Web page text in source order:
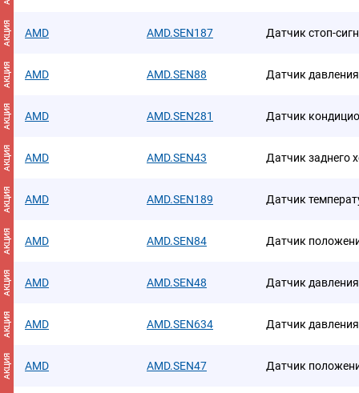
АКЦИЯ AMD AMD.SEN187 Датчик стоп-
АКЦИЯ AMD AMD.SEN88 Датчик
АКЦИЯ AMD AMD.SEN281 Датчик
АКЦИЯ AMD AMD.SEN43 Датчик заднего
АКЦИЯ AMD AMD.SEN189 Датчик
АКЦИЯ AMD AMD.SEN84 Датчик
АКЦИЯ AMD AMD.SEN48 Датчик
АКЦИЯ AMD AMD.SEN634 Датчик
АКЦИЯ AMD AMD.SEN47 Датчик